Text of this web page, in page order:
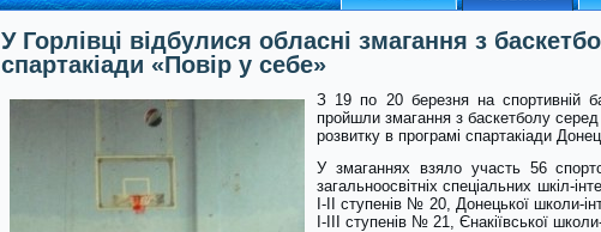
У Горлівці відбулися обласні змагання з
спартакіади «Повір у себе»
З 19 по 20 березня на спортивній
пройшли змагання з баскетболу серед
розвитку в програмі спартакіади
У змаганнях взяло участь 56
загальноосвітніх спеціальних шкіл-
І-ІІ ступенів № 20, Донецької школи-
І-ІІІ ступенів № 21, Єнакіївської